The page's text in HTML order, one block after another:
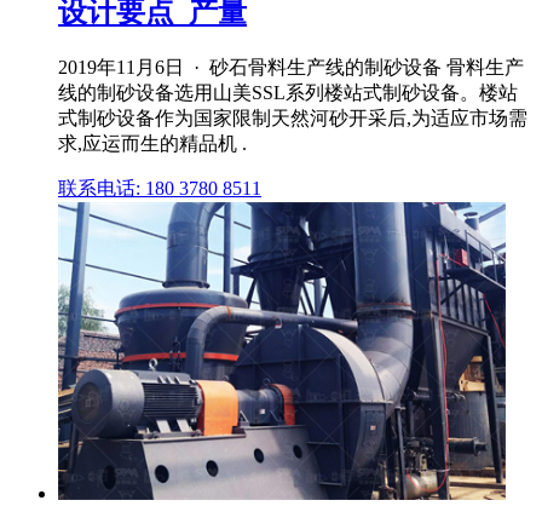
设计要点_产量
2019年11月6日 · 砂石骨料生产线的制砂设备 骨料生产
线的制砂设备选用山美SSL系列楼站式制砂设备。楼站
式制砂设备作为国家限制天然河砂开采后,为适应市场需
求,应运而生的精品机 .
联系电话: 180 3780 8511